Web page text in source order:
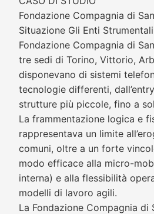
Fondazione Compagnia di
Situazione Gli Enti
Fondazione Compagnia di
tre sedi di Torino, Vittorio,
disponevano di sistemi
tecnologie differenti,
strutture più piccole, fino a
La frammentazione logica e
rappresentava un limite
comuni, oltre a un forte
modo efficace alla micro-
interna) e alla flessibilità
modelli di lavoro agili.
La Fondazione Compagnia di